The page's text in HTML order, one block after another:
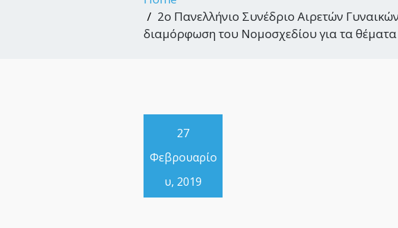
2ο Πανελλήνιο Συνέδριο Αιρετών
διαμόρφωση του Νομοσχεδίου για τα θέματα
27
Φεβρουαρίο
υ, 2019